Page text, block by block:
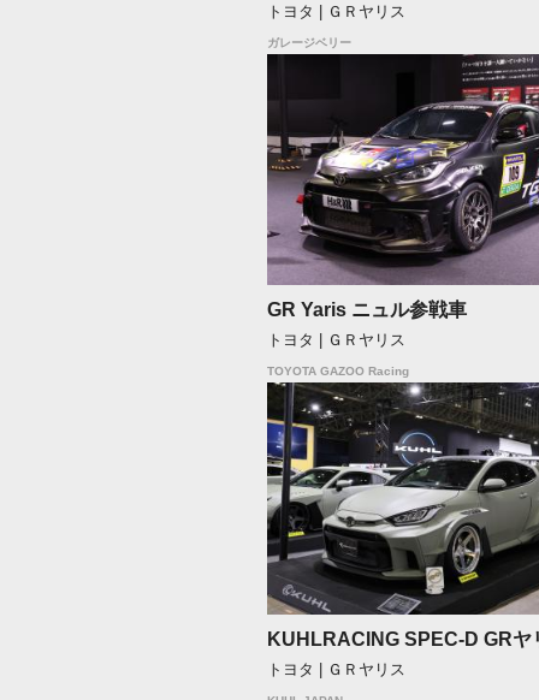
トヨタ | ＧＲヤリス
ガレージベリー
GR Yaris ニュル参戦車
トヨタ | ＧＲヤリス
TOYOTA GAZOO Racing
KUHLRACING SPEC-D GRヤ
トヨタ | ＧＲヤリス